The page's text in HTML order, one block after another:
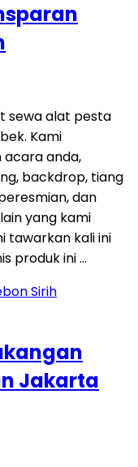
sewa alat pesta
Kami
anda,
backdrop, tiang
dan
yang kami
tawarkan kali ini
produk ini …
Jakarta